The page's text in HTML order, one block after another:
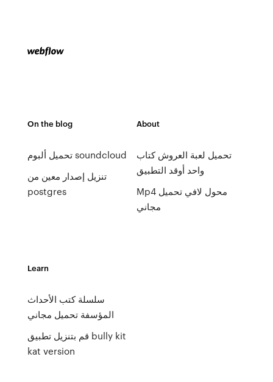
On the blog
تحميل ألبوم soundcloud
تنزيل إصدار معين من
postgres
About
تحميل لعبة العروش كتاب
واحد أوقد التطبيق
Mp4 محول لافي تحميل
مجاني
Learn
سلسلة كتب الأحداث
المؤسفة تحميل مجاني
قم بتنزيل تطبيق bully kit
kat version